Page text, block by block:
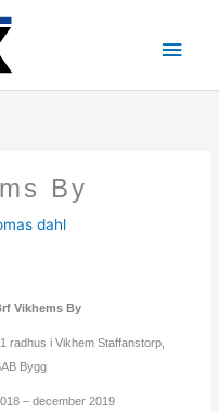
By
dahl
Vikhems By
radhus i Vikhem Staffanstorp,
Bygg
– december 2019